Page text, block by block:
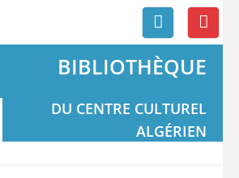
BIBLIOTHÈQUE
DU CENTRE CULTUREL
ALGÉRIEN